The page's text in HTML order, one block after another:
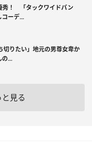
秀！ 「タックワイドパン
ーデ...
切りたい」地元の男尊女卑か
の...
見る